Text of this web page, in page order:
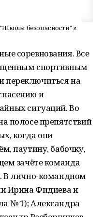
безопасности" в
соревнования. Все
спортивным
на
и
ситуаций. Во
полосе препятствий
когда они
паутину, бабочку,
зачёте команда
В лично-командном
Ирина Фидиева и
№ 1); Александра